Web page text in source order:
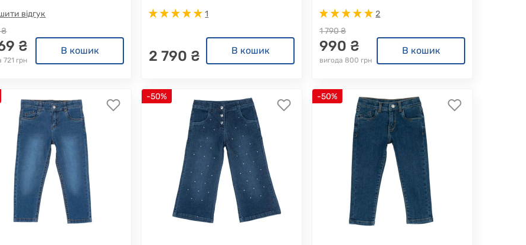
відгук
₴
₴
721 грн
В кошик
1
2 790 ₴ В кошик
2
1 790 ₴
990 ₴
вигода 800 грн
В кошик
-50% -50%